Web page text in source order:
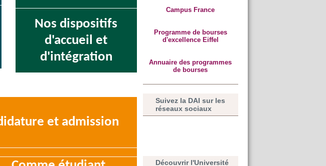
Nos dispositifs
d'accueil et
d'intégration
et admission
Campus France
Programme de bourses
d'excellence Eiffel
Annuaire des programmes
de bourses
Suivez la DAI sur les
réseaux sociaux
Découvrir l'Université